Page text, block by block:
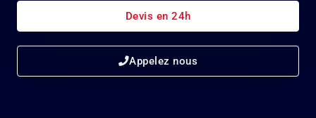
Devis en 24h
Appelez nous